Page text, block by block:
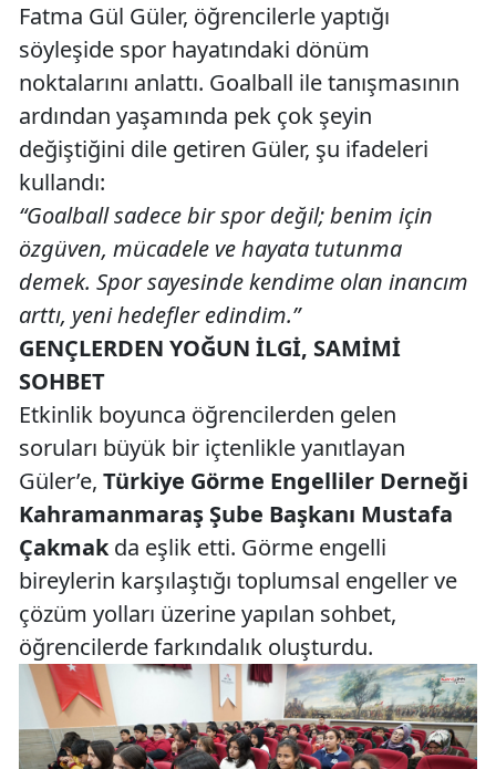
Fatma Gül Güler, öğrencilerle yaptığı
söyleşide spor hayatındaki dönüm
noktalarını anlattı. Goalball ile tanışmasının
ardından yaşamında pek çok şeyin
değiştiğini dile getiren Güler, şu ifadeleri
kullandı:
“Goalball sadece bir spor değil; benim için
özgüven, mücadele ve hayata tutunma
demek. Spor sayesinde kendime olan inancım
arttı, yeni hedefler edindim.”
GENÇLERDEN YOĞUN İLGİ, SAMİMİ
SOHBET
Etkinlik boyunca öğrencilerden gelen
soruları büyük bir içtenlikle yanıtlayan
Güler’e, Türkiye Görme Engelliler Derneği
Kahramanmaraş Şube Başkanı Mustafa
Çakmakda eşlik etti. Görme engelli
bireylerin karşılaştığı toplumsal engeller ve
çözüm yolları üzerine yapılan sohbet,
öğrencilerde farkındalık oluşturdu.